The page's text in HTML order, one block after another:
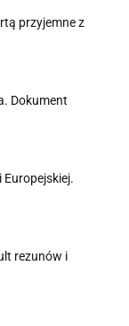
przyjemne z
Dokument
rezunów i